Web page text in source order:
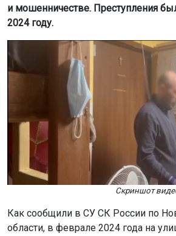
и мошенничестве. Преступления
2024 году.
Скриншот
Как сообщили в СУ СК России по
области, в феврале 2024 года на